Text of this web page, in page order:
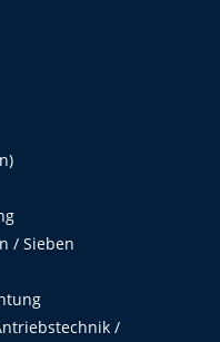
/ Sieben
/